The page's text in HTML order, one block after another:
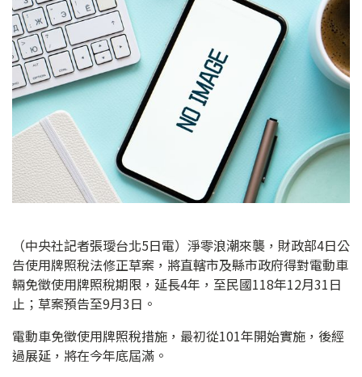
（中央社記者張璦台北5日電）淨零浪潮來襲，財政部4日公
告使用牌照稅法修正草案，將直轄市及縣市政府得對電動車
輛免徵使用牌照稅期限，延長4年，至民國118年12月31日
止；草案預告至9月3日。
電動車免徵使用牌照稅措施，最初從101年開始實施，後經
過展延，將在今年底屆滿。